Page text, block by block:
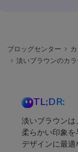
ブロッグセンター
淡いブラウンのカ
TL;DR:
淡いブラウンは
柔らかい印象
デザインに最適